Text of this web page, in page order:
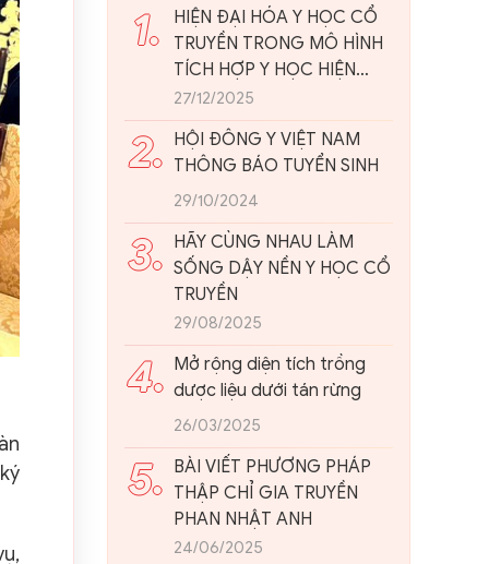
1.
HIỆN ĐẠI HÓA Y HỌC CỔ
TRUYỀN TRONG MÔ HÌNH
TÍCH HỢP Y HỌC HIỆN
ĐẠI: NHÌN TỪ THỰC TIỄN
VIỆT NAM
27/12/2025
2. HỘI ĐÔNG Y VIỆT NAM
THÔNG BÁO TUYỂN SINH
29/10/2024
3. HÃY CÙNG NHAU LÀM
SỐNG DẬY NỀN Y HỌC CỔ
TRUYỀN
29/08/2025
4. Mở rộng diện tích trồng
dược liệu dưới tán rừng
26/03/2025
5. BÀI VIẾT PHƯƠNG PHÁP
THẬP CHỈ GIA TRUYỀN
PHAN NHẬT ANH
24/06/2025